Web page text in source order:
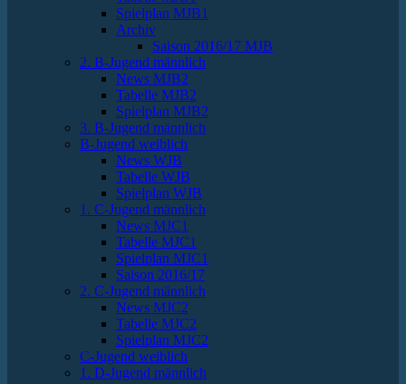
Spielplan MJB1
Archiv
Saison 2016/17 MJB
2. B-Jugend männlich
News MJB2
Tabelle MJB2
Spielplan MJB2
3. B-Jugend männlich
B-Jugend weiblich
News WJB
Tabelle WJB
Spielplan WJB
1. C-Jugend männlich
News MJC1
Tabelle MJC1
Spielplan MJC1
Saison 2016/17
2. C-Jugend männlich
News MJC2
Tabelle MJC2
Spielplan MJC2
C-Jugend weiblich
1. D-Jugend männlich